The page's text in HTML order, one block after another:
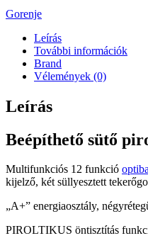
Gorenje
Leírás
További információk
Brand
Vélemények (0)
Leírás
Beépíthető sütő
Multifunkciós 12 funkció
kijelző, két süllyesztett
„A+” energiaosztály,
PIROLTIKUS öntisztítás